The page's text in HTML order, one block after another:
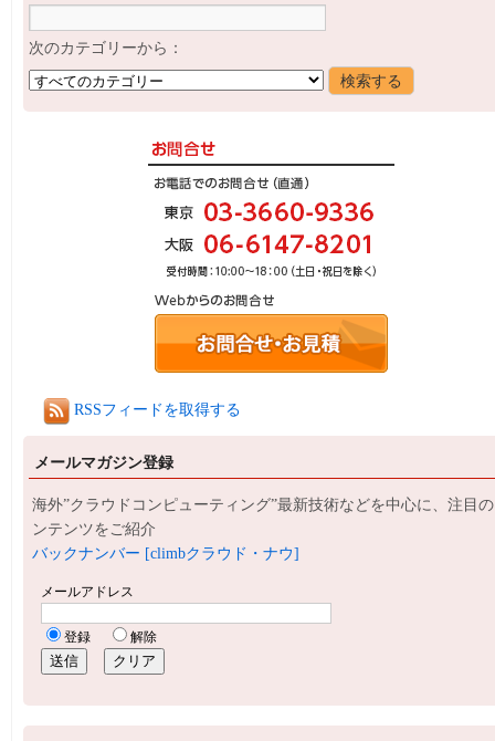
次のカテゴリーから：
RSSフィードを取得する
メールマガジン登録
海外”クラウドコンピューティング”最新技術などを中心に、注目
ンテンツをご紹介
バックナンバー [climbクラウド・ナウ]